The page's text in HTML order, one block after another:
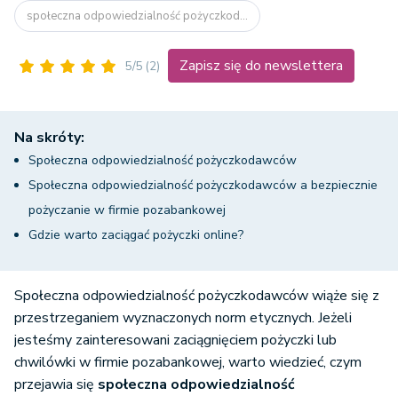
społeczna odpowiedzialność pożyczkod...
5/5 (2) Zapisz się do newslettera
Na skróty:
Społeczna odpowiedzialność pożyczkodawców
Społeczna odpowiedzialność pożyczkodawców a bezpiecznie
pożyczanie w firmie pozabankowej
Gdzie warto zaciągać pożyczki online?
Społeczna odpowiedzialność pożyczkodawców wiąże się z
przestrzeganiem wyznaczonych norm etycznych. Jeżeli
jesteśmy zainteresowani zaciągnięciem pożyczki lub
chwilówki w firmie pozabankowej, warto wiedzieć, czym
przejawia się społeczna odpowiedzialność